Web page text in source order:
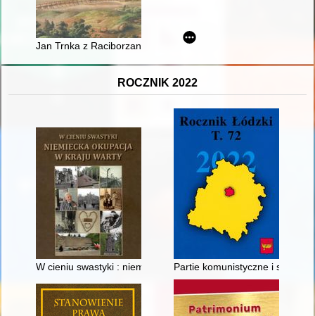
Jan Trnka z Raciborzan herbu Sarza, starosta sądecki,
ROCZNIK 2022
W cieniu swastyki : niemiecka okupacja w Kraju Warty : praca
Partie komunistyczne i